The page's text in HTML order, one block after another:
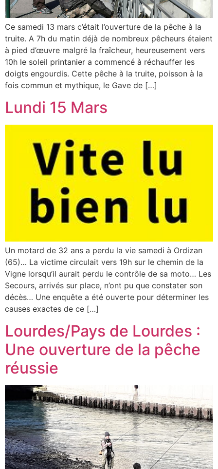
Ce samedi 13 mars c’était l’ouverture de la pêche à la
truite. A 7h du matin déjà de nombreux pêcheurs étaient
à pied d’œuvre malgré la fraîcheur, heureusement vers
10h le soleil printanier a commencé à réchauffer les
doigts engourdis. Cette pêche à la truite, poisson à la
fois commun et mythique, le Gave de […]
Lundi 15 Mars
Un motard de 32 ans a perdu la vie samedi à Ordizan
(65)… La victime circulait vers 19h sur le chemin de la
Vigne lorsqu’il aurait perdu le contrôle de sa moto… Les
Secours, arrivés sur place, n’ont pu que constater son
décès… Une enquête a été ouverte pour déterminer les
causes exactes de ce […]
Lourdes/Pays de Lourdes :
Une ouverture de la pêche
réussie